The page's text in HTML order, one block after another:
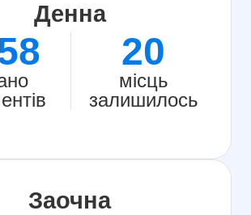
Денна
20
місць
залишилось
Заочна